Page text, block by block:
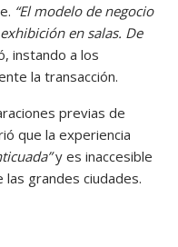
“El modelo de negocio
en salas. De
instando a los
la transacción.
previas de
que la experiencia
y es inaccesible
grandes ciudades.